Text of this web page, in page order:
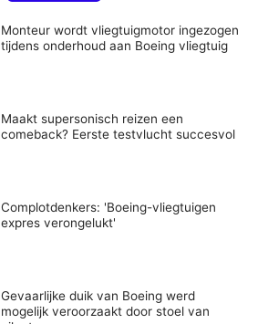
Monteur wordt vliegtuigmotor ingezogen
tijdens onderhoud aan Boeing vliegtuig
Maakt supersonisch reizen een
comeback? Eerste testvlucht succesvol
Complotdenkers: 'Boeing-vliegtuigen
expres verongelukt'
Gevaarlijke duik van Boeing werd
mogelijk veroorzaakt door stoel van